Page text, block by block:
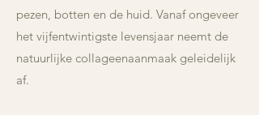
pezen, botten en de huid. Vanaf ongeveer
het vijfentwintigste levensjaar neemt de
natuurlijke collageenaanmaak geleidelijk
af.